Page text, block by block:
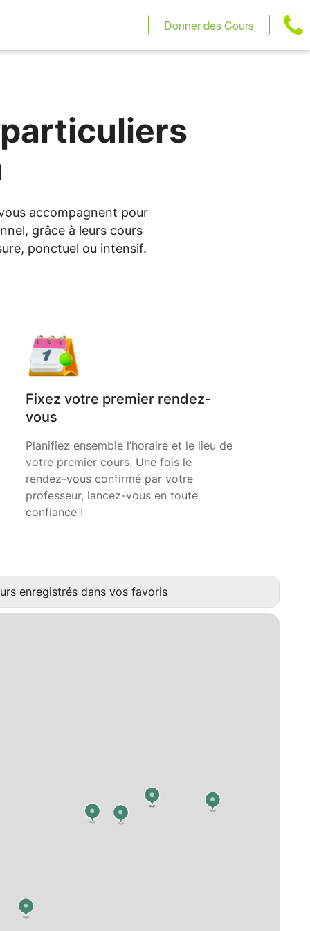
Donner des Cours
accompagnent pour
grâce à leurs cours
ponctuel ou intensif.
Fixez votre premier rendez-
vous
Planifiez ensemble l’horaire et le lieu de
votre premier cours. Une fois le
rendez-vous confirmé par votre
professeur, lancez-vous en toute
confiance !
enregistrés dans vos favoris